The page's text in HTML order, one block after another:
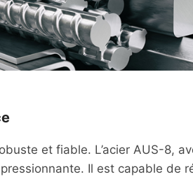
et fiable. L’acier AUS-8,
Il est capable de